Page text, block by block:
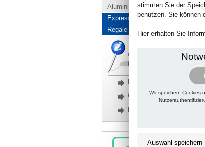
Aluminiumregal Kombinationen
Express-Produkte
Regale Reduziert
Rückfragen, Hilfe, Bestellen?
06201 690095-0
Häufige Fragen
Glossar
Kontakt
stimmen Sie der
benutzen. Sie können
Hier erhalten Sie
Wir speichern Cookies
Auswahl speichern